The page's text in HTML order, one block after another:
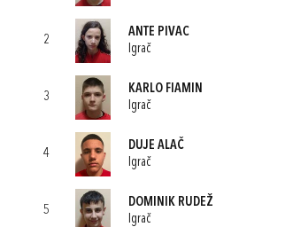
2
ANTE PIVAC
Igrač
3
KARLO FIAMIN
Igrač
4
DUJE ALAČ
Igrač
5
DOMINIK RUDEŽ
Igrač